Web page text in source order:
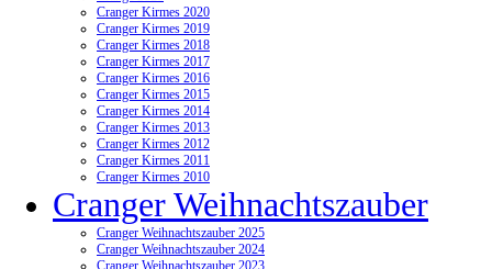
Cranger Kirmes 2020
Cranger Kirmes 2019
Cranger Kirmes 2018
Cranger Kirmes 2017
Cranger Kirmes 2016
Cranger Kirmes 2015
Cranger Kirmes 2014
Cranger Kirmes 2013
Cranger Kirmes 2012
Cranger Kirmes 2011
Cranger Kirmes 2010
Cranger Weihnachtszauber
Cranger Weihnachtszauber 2025
Cranger Weihnachtszauber 2024
Cranger Weihnachtszauber 2023